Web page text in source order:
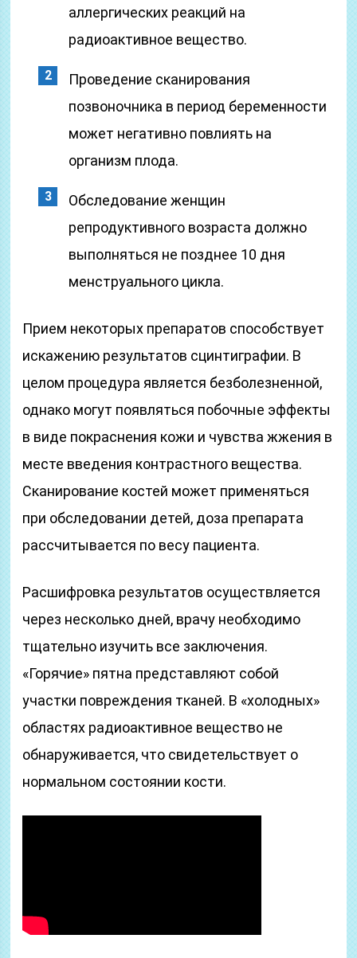
аллергических реакций на
радиоактивное вещество.
Проведение сканирования
позвоночника в период беременности
может негативно повлиять на
организм плода.
Обследование женщин
репродуктивного возраста должно
выполняться не позднее 10 дня
менструального цикла.
Прием некоторых препаратов способствует
искажению результатов сцинтиграфии. В
целом процедура является безболезненной,
однако могут появляться побочные эффекты
в виде покраснения кожи и чувства жжения в
месте введения контрастного вещества.
Сканирование костей может применяться
при обследовании детей, доза препарата
рассчитывается по весу пациента.
Расшифровка результатов осуществляется
через несколько дней, врачу необходимо
тщательно изучить все заключения.
«Горячие» пятна представляют собой
участки повреждения тканей. В «холодных»
областях радиоактивное вещество не
обнаруживается, что свидетельствует о
нормальном состоянии кости.